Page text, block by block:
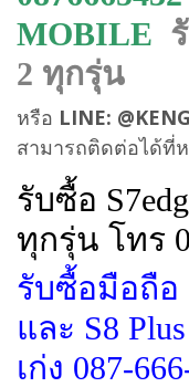
MOBILE
2 ทุกรุ่น
หรือ LINE:
สามารถติดต่อได้ที่
รับซื้อ
ทุกรุ่น โทร
รับซื้อมือถือ
และ S8
เก่ง 087-